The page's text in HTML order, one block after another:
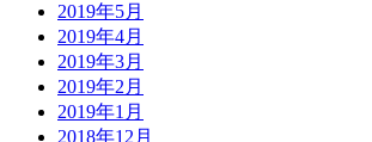
2019年5月
2019年4月
2019年3月
2019年2月
2019年1月
2018年12月